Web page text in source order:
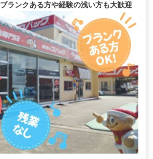
ランクある方や経験の浅い方も大歓迎